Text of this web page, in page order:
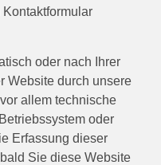
oder nach Ihrer
Website durch unsere
allem technische
oder
Erfassung dieser
Sie diese Website